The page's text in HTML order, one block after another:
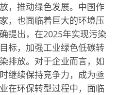
，推动绿色发展。中国作
，也面临着巨大的环境压
提出，在2025年实现污染
标，加强工业绿色低碳转
排放。对于企业而言，如
继续保持竞争力，成为亟
在环保转型过程中，面临